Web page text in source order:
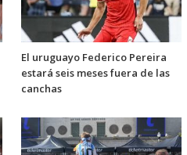
El uruguayo Federico Pereira
estará seis meses fuera de las
canchas